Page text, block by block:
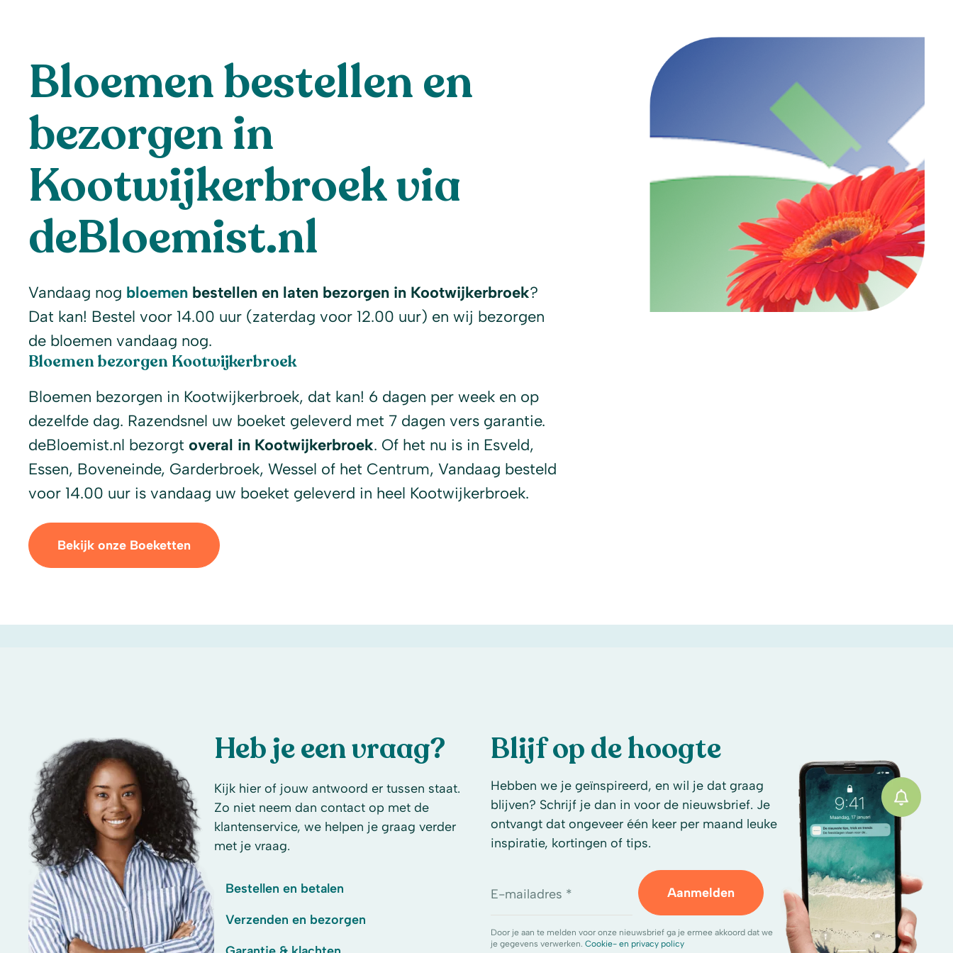
Bloemen bestellen en
bezorgen in
Kootwijkerbroek via
deBloemist.nl
Vandaag nog bloemen bestellen en laten bezorgen in Kootwijkerbroek?
Dat kan! Bestel voor 14.00 uur (zaterdag voor 12.00 uur) en wij bezorgen
de bloemen vandaag nog.
Bloemen bezorgen Kootwijkerbroek
Bloemen bezorgen in Kootwijkerbroek, dat kan! 6 dagen per week en op
dezelfde dag. Razendsnel uw boeket geleverd met 7 dagen vers garantie.
deBloemist.nl bezorgt overal in Kootwijkerbroek. Of het nu is in Esveld,
Essen, Boveneinde, Garderbroek, Wessel of het Centrum, Vandaag besteld
voor 14.00 uur is vandaag uw boeket geleverd in heel Kootwijkerbroek.
Bekijk onze Boeketten
Heb je een vraag?
Kijk hier of jouw antwoord er tussen staat.
Zo niet neem dan contact op met de
klantenservice, we helpen je graag verder
met je vraag.
Bestellen en betalen
Verzenden en bezorgen
Blijf op de hoogte
Hebben we je geïnspireerd, en wil je dat graag
blijven? Schrijf je dan in voor de nieuwsbrief. Je
ontvangt dat ongeveer één keer per maand leuke
inspiratie, kortingen of tips.
E-mailadres * Aanmelden
Door je aan te melden voor onze nieuwsbrief ga je ermee akkoord dat we
je gegevens verwerken. Cookie- en privacy policy